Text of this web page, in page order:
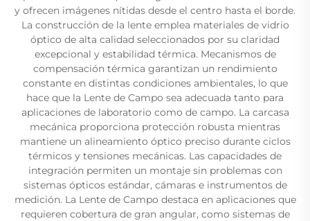
y ofrecen imágenes nítidas desde el centro hasta el borde.
La construcción de la lente emplea materiales de vidrio
óptico de alta calidad seleccionados por su claridad
excepcional y estabilidad térmica. Mecanismos de
compensación térmica garantizan un rendimiento
constante en distintas condiciones ambientales, lo que
hace que la Lente de Campo sea adecuada tanto para
aplicaciones de laboratorio como de campo. La carcasa
mecánica proporciona protección robusta mientras
mantiene un alineamiento óptico preciso durante ciclos
térmicos y tensiones mecánicas. Las capacidades de
integración permiten un montaje sin problemas con
sistemas ópticos estándar, cámaras e instrumentos de
medición. La Lente de Campo destaca en aplicaciones que
requieren cobertura de gran angular, como sistemas de